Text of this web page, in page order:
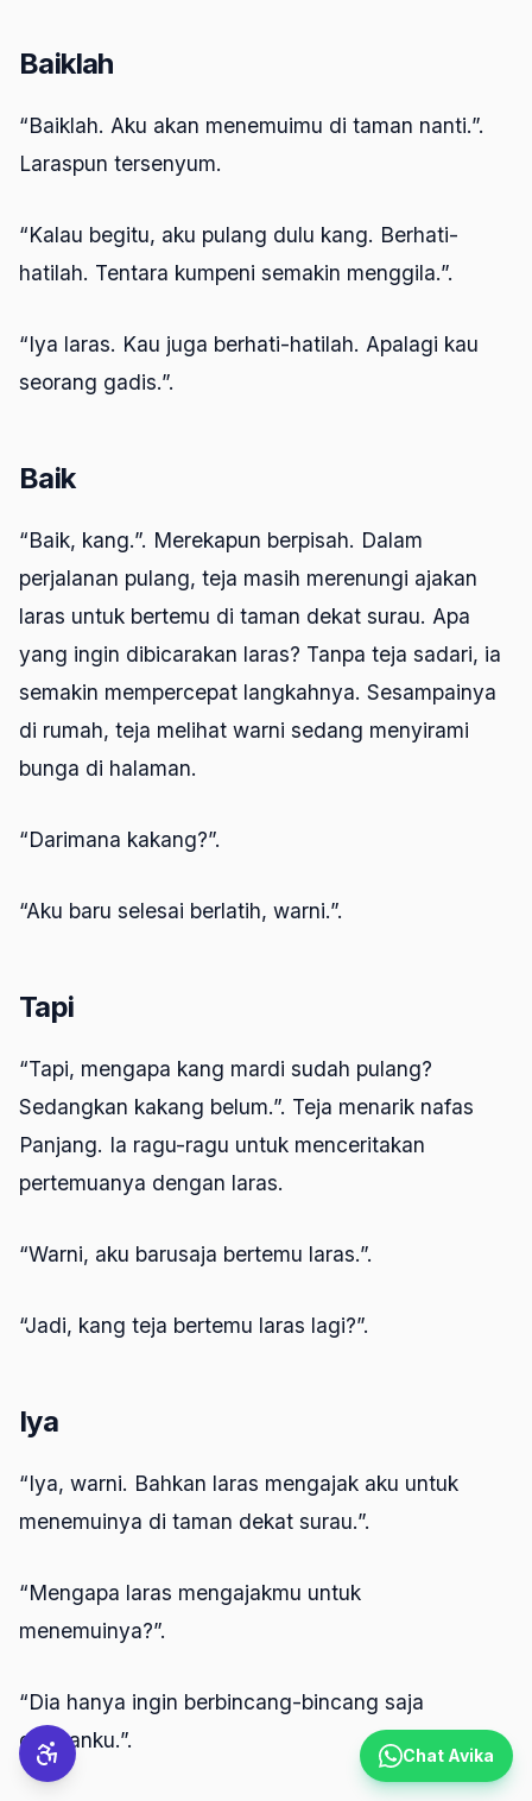
Baiklah
“Baiklah. Aku akan menemuimu di taman nanti.”.
Laraspun tersenyum.
“Kalau begitu, aku pulang dulu kang. Berhati-
hatilah. Tentara kumpeni semakin menggila.”.
“Iya laras. Kau juga berhati-hatilah. Apalagi kau
seorang gadis.”.
Baik
“Baik, kang.”. Merekapun berpisah. Dalam
perjalanan pulang, teja masih merenungi ajakan
laras untuk bertemu di taman dekat surau. Apa
yang ingin dibicarakan laras? Tanpa teja sadari, ia
semakin mempercepat langkahnya. Sesampainya
di rumah, teja melihat warni sedang menyirami
bunga di halaman.
“Darimana kakang?”.
“Aku baru selesai berlatih, warni.”.
Tapi
“Tapi, mengapa kang mardi sudah pulang?
Sedangkan kakang belum.”. Teja menarik nafas
Panjang. Ia ragu-ragu untuk menceritakan
pertemuanya dengan laras.
“Warni, aku barusaja bertemu laras.”.
“Jadi, kang teja bertemu laras lagi?”.
Iya
“Iya, warni. Bahkan laras mengajak aku untuk
menemuinya di taman dekat surau.”.
“Mengapa laras mengajakmu untuk
menemuinya?”.
“Dia hanya ingin berbincang-bincang saja
denganku.”.
Chat Avika